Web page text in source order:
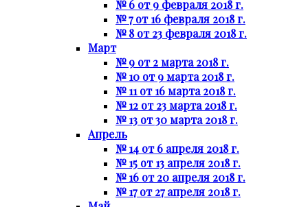
№ 6 от 9 февраля 2018 г.
№ 7 от 16 февраля 2018 г.
№ 8 от 23 февраля 2018 г.
Март
№ 9 от 2 марта 2018 г.
№ 10 от 9 марта 2018 г.
№ 11 от 16 марта 2018 г.
№ 12 от 23 марта 2018 г.
№ 13 от 30 марта 2018 г.
Апрель
№ 14 от 6 апреля 2018 г.
№ 15 от 13 апреля 2018 г.
№ 16 от 20 апреля 2018 г.
№ 17 от 27 апреля 2018 г.